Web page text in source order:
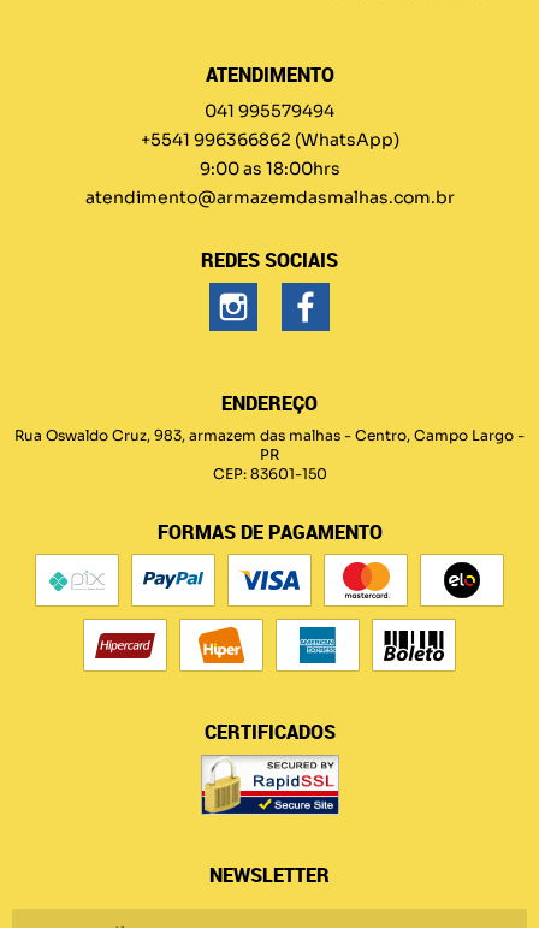
ATENDIMENTO
041 995579494
+5541 996366862 (WhatsApp)
9:00 as 18:00hrs
atendimento@armazemdasmalhas.com.br
REDES SOCIAIS
ENDEREÇO
Rua Oswaldo Cruz, 983, armazem das malhas - Centro, Campo Largo -
PR
CEP: 83601-150
FORMAS DE PAGAMENTO
CERTIFICADOS
NEWSLETTER